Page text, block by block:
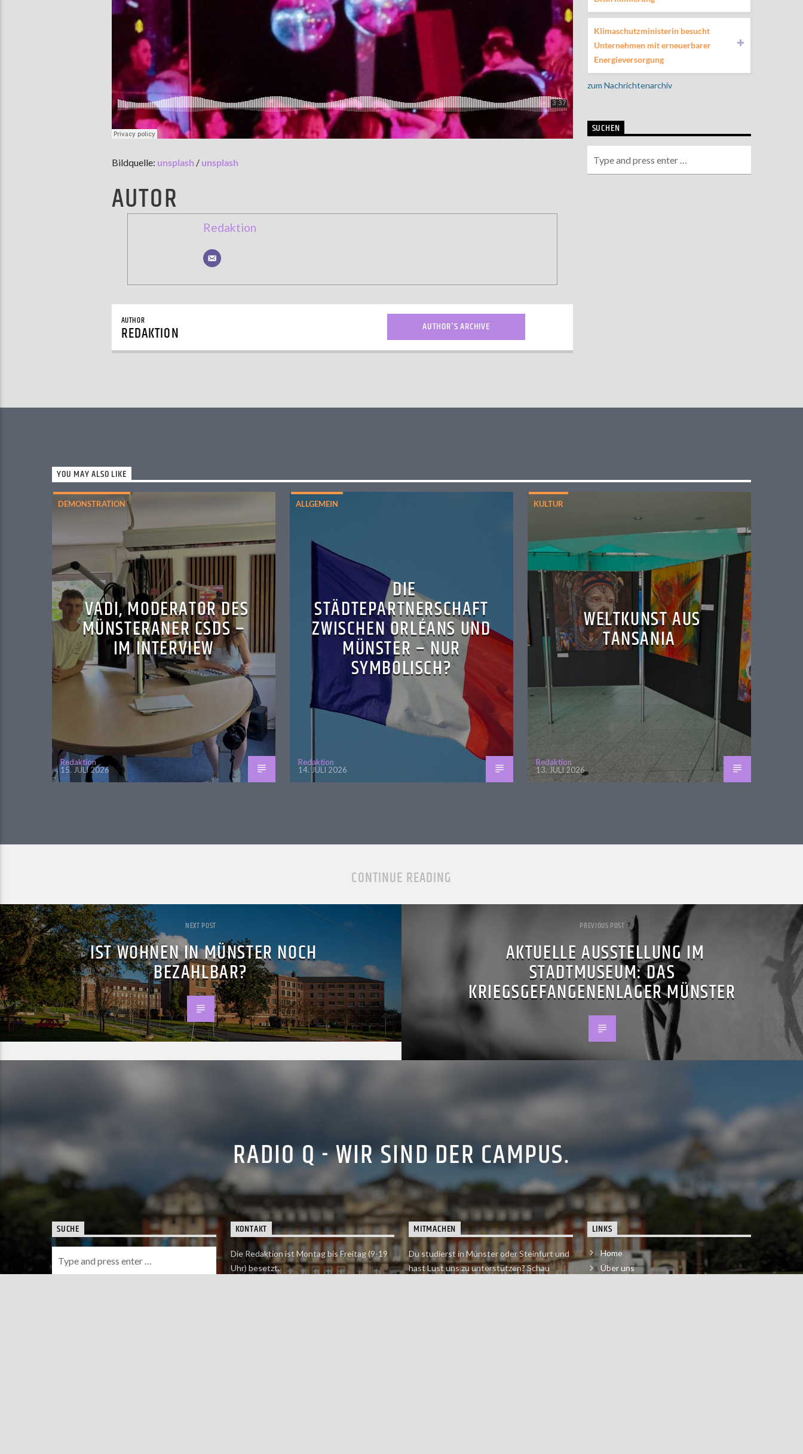
Bildquelle: unsplash / unsplash
AUTOR
Redaktion
AUTHOR
REDAKTION AUTHOR'S ARCHIVE
Klimaschutzministerin besucht
Unternehmen mit erneuerbarer
Energieversorgung
zum Nachrichtenarchiv
SUCHEN
YOU MAY ALSO LIKE
DEMONSTRATION
VADI, MODERATOR DES
MÜNSTERANER CSDS –
IM INTERVIEW
Redaktion
15. JULI 2026
ALLGEMEIN
DIE
STÄDTEPARTNERSCHAFT
ZWISCHEN ORLÉANS UND
MÜNSTER – NUR
SYMBOLISCH?
Redaktion
14. JULI 2026
KULTUR
WELTKUNST AUS
TANSANIA
Redaktion
13. JULI 2026
CONTINUE READING
NEXT POST
IST WOHNEN IN MÜNSTER NOCH
BEZAHLBAR?
PREVIOUS POST
AKTUELLE AUSSTELLUNG IM
STADTMUSEUM: DAS
KRIEGSGEFANGENENLAGER MÜNSTER
RADIO Q - WIR SIND DER CAMPUS.
SUCHE KONTAKT
Die Redaktion ist Montag bis Freitag (9-19
Uhr) besetzt.
MITMACHEN
Du studierst in Münster oder Steinfurt und
hast Lust uns zu unterstützen? Schau
LINKS
Home
Über uns